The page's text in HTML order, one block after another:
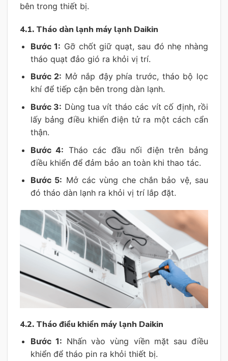
bên trong thiết bị.
4.1. Tháo dàn lạnh máy lạnh Daikin
Bước 1: Gỡ chốt giữ quạt, sau đó nhẹ nhàng
tháo quạt đảo gió ra khỏi vị trí.
Bước 2: Mở nắp đậy phía trước, tháo bộ lọc
khí để tiếp cận bên trong dàn lạnh.
Bước 3: Dùng tua vít tháo các vít cố định, rồi
lấy bảng điều khiển điện tử ra một cách cẩn
thận.
Bước 4: Tháo các đầu nối điện trên bảng
điều khiển để đảm bảo an toàn khi thao tác.
Bước 5: Mở các vùng che chắn bảo vệ, sau
đó tháo dàn lạnh ra khỏi vị trí lắp đặt.
4.2. Tháo điều khiển máy lạnh Daikin
Bước 1: Nhấn vào vùng viền mặt sau điều
khiển để tháo pin ra khỏi thiết bị.